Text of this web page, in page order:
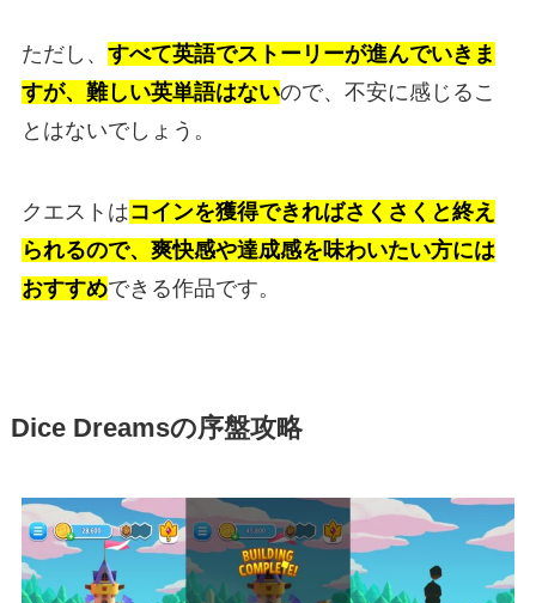
ただし、 すべて英語でストーリーが進んでいきま
すが、難しい英単語はないので、不安に感じるこ
とはないでしょう。
クエストはコインを獲得できればさくさくと終え
られるので、爽快感や達成感を味わいたい方には
おすすめできる作品です。
Dice Dreamsの序盤攻略